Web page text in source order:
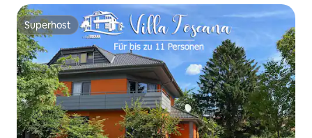
Superhost
Superhost